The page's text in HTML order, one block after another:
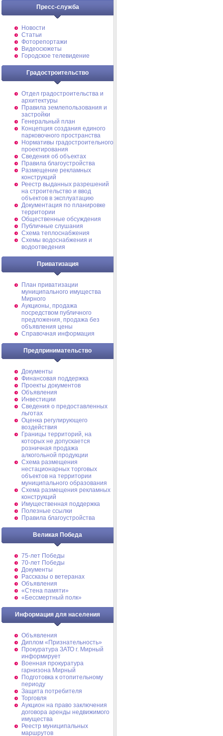
Пресс-служба
Новости
Статьи
Фоторепортажи
Видеосюжеты
Городское телевидение
Градостроительство
Отдел градостроительства и
архитектуры
Правила землепользования и
застройки
Генеральный план
Концепция создания единого
парковочного пространства
Нормативы градостроительного
проектирования
Сведения об объектах
Правила благоустройства
Размещение рекламных
конструкций
Реестр выданных разрешений
на строительство и ввод
объектов в эксплуатацию
Документация по планировке
территории
Общественные обсуждения
Публичные слушания
Схема теплоснабжения
Схемы водоснабжения и
водоотведения
Приватизация
План приватизации
муниципального имущества
Мирного
Аукционы, продажа
посредством публичного
предложения, продажа без
объявления цены
Справочная информация
Предпринимательство
Документы
Финансовая поддержка
Проекты документов
Объявления
Инвестиции
Сведения о предоставленных
льготах
Оценка регулирующего
воздействия
Границы территорий, на
которых не допускается
розничная продажа
алкогольной продукции
Схема размещения
нестационарных торговых
объектов на территории
муниципального образования
Схема размещения рекламных
конструкций
Имущественная поддержка
Полезные ссылки
Правила благоустройства
Великая Победа
75-лет Победы
70-лет Победы
Документы
Рассказы о ветеранах
Объявления
«Стена памяти»
«Бессмертный полк»
Информация для населения
Объявления
Диплом «Признательность»
Прокуратура ЗАТО г. Мирный
информирует
Военная прокуратура
гарнизона Мирный
Подготовка к отопительному
периоду
Защита потребителя
Торговля
Аукцион на право заключения
договора аренды недвижимого
имущества
Реестр муниципальных
маршрутов